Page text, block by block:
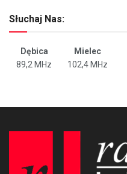
Słuchaj Nas:
Dębica Mielec
89,2 MHz
102,4 MHz